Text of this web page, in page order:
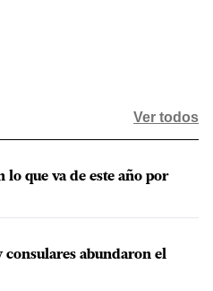
Ver todos
que va de este año por
abundaron el